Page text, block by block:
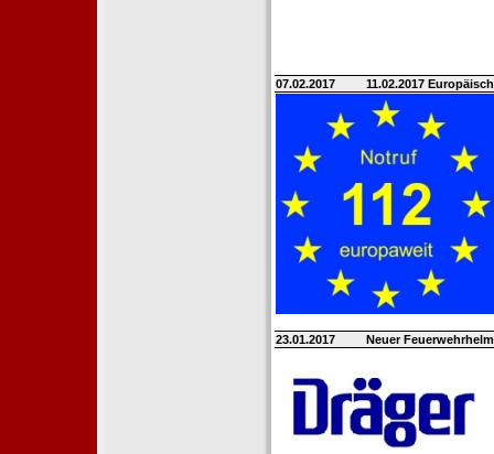
07.02.2017 11.02.2017
23.01.2017 Neuer